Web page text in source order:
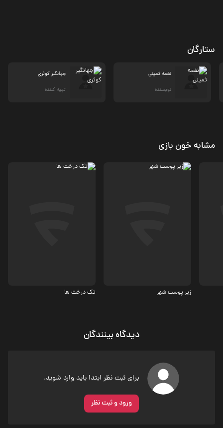
ستارگان
نغمه ثمینی
نویسنده
جهانگیر کوثری
تهیه کننده
مشابه خون بازی
زیر پوست شهر تک درخت ها
دیدگاه بینندگان
برای ثبت نظر ابتدا باید وارد شوید.
ورود و ثبت نظر